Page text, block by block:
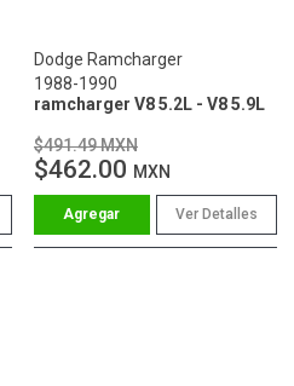
Dodge Ramcharger
1988-1990
ramcharger V8 5.2L - V8 5.9L
$491.49 MXN
$462.00 MXN
Ver Detalles